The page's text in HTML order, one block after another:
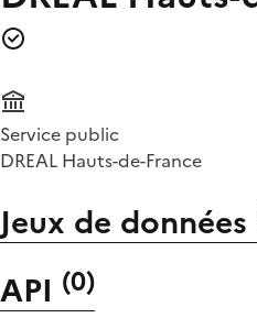
Service public
DREAL Hauts-de-France
Jeux de données
API (0)